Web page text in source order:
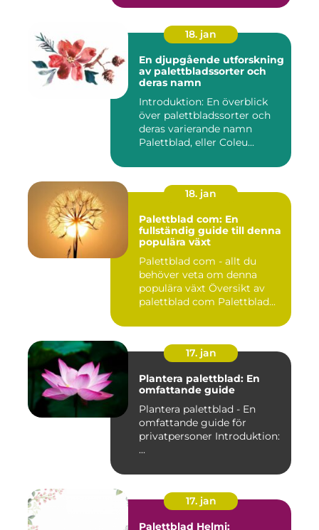
18. jan
En djupgående utforskning
av palettbladssorter och
deras namn
Introduktion: En överblick
över palettbladssorter och
deras varierande namn
Palettblad, eller Coleu...
18. jan
Palettblad com: En
fullständig guide till denna
populära växt
Palettblad com - allt du
behöver veta om denna
populära växt Översikt av
palettblad com Palettblad...
17. jan
Plantera palettblad: En
omfattande guide
Plantera palettblad - En
omfattande guide för
privatpersoner Introduktion:
...
17. jan
Palettblad Helmi: